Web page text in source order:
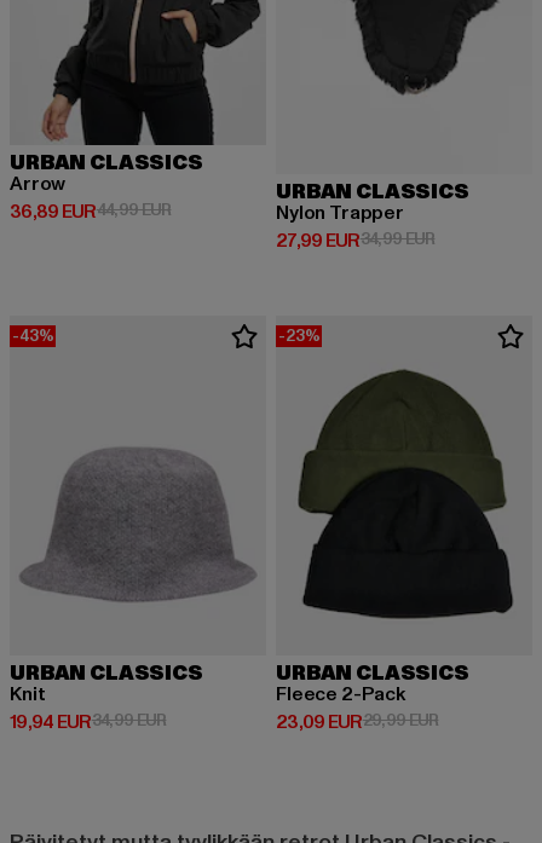
URBAN CLASSICS
Arrow
36,89 EUR
Ajankohtainen hinta: 36,89 EUR
44,99 EURKampanjahinta: 44,99 EUR
URBAN CLASSICS
Nylon Trapper
27,99 EUR
Ajankohtainen hinta: 27,99 EUR
34,99 EUR
-43%
URBAN CLASSICS
Knit
19,94 EUR
Ajankohtainen hinta: 19,94 EUR
34,99 EURKampanjahinta: 34,99 EUR
-23%
URBAN CLASSICS
Fleece 2-Pack
23,09 EUR
Ajankohtainen hinta: 23,09 EUR
29,99 EUR